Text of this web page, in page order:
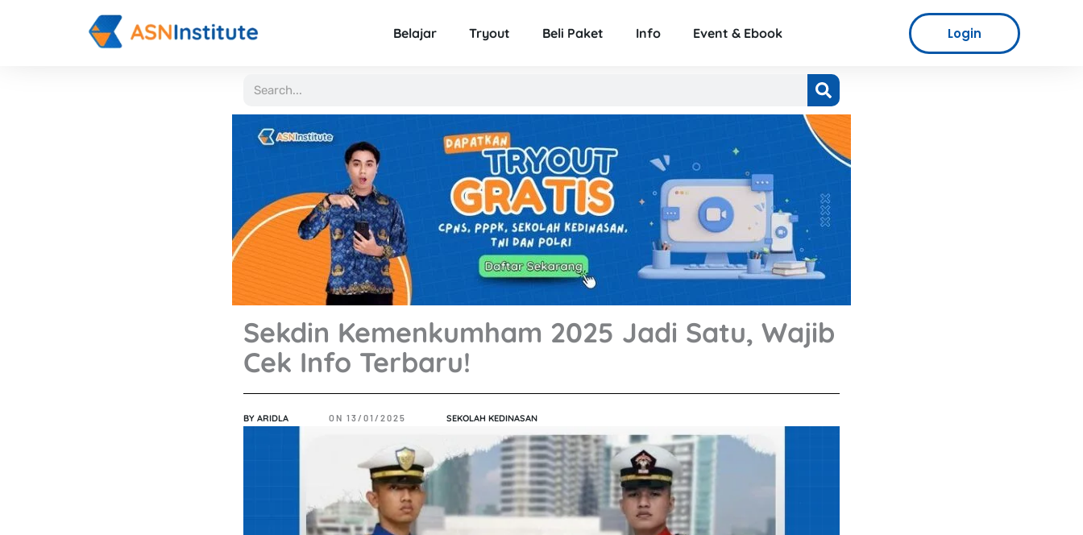
Belajar Tryout Beli Paket Info Event & Ebook Login
Search
Sekdin Kemenkumham 2025 Jadi Satu, Wajib
Cek Info Terbaru!
BY ARIDLA ON 13/01/2025 SEKOLAH KEDINASAN